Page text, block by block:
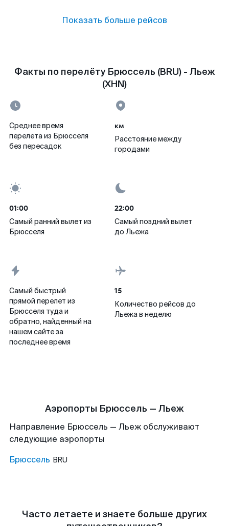
Показать больше рейсов
Факты по перелёту Брюссель (BRU) - Льеж
(XHN)
Среднее время
перелета из Брюсселя
без пересадок
км
Расстояние между
городами
01:00
Самый ранний вылет из
Брюсселя
22:00
Самый поздний вылет
до Льежа
Самый быстрый
прямой перелет из
Брюсселя туда и
обратно, найденный на
нашем сайте за
последнее время
15
Количество рейсов до
Льежа в неделю
Аэропорты Брюссель — Льеж
Направление Брюссель — Льеж обслуживают
следующие аэропорты
Брюссель BRU
Часто летаете и знаете больше других